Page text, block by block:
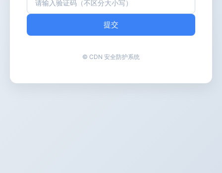
提交
© CDN 安全防护系统